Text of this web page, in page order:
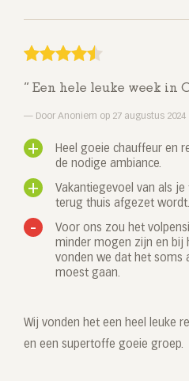
Een hele leuke week in
Door Anoniem op 27 augustus 2024
Heel goeie chauffeur en
de nodige ambiance.
Vakantiegevoel van als
terug thuis afgezet wordt.
Voor ons zou het
minder mogen zijn en bij
vonden we dat het soms
moest gaan.
Wij vonden het een heel leuke
en een supertoffe goeie groep.